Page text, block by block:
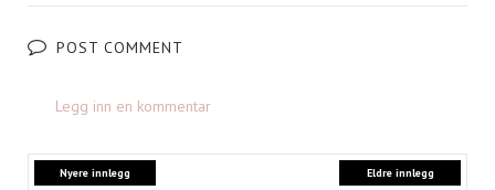
POST COMMENT
Legg inn en kommentar
Nyere innlegg Eldre innlegg